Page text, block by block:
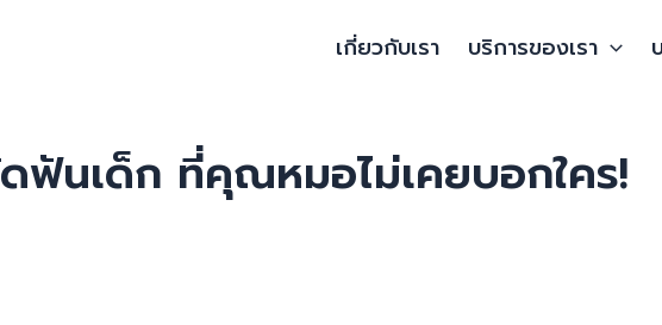
เกี่ยวกับเรา บริการของเรา
ฟันเด็ก ที่คุณหมอไม่เคยบอกใคร!